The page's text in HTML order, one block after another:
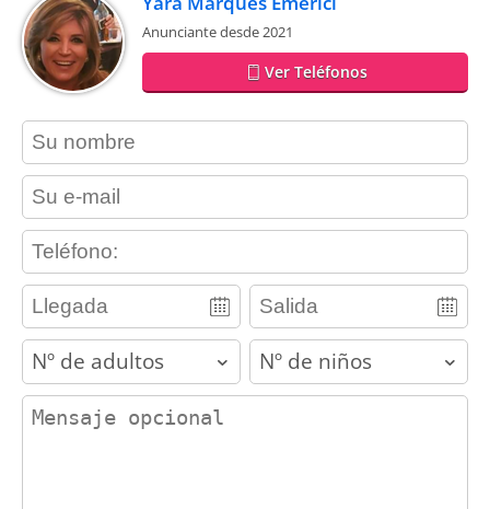
Anunciante desde 2021
Ver Teléfonos
contact_name
contact_email
contact_phone
adults children
contact_message